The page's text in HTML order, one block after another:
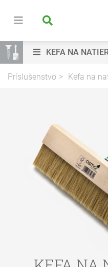
KEFA NA
Príslušenstvo Kefa na